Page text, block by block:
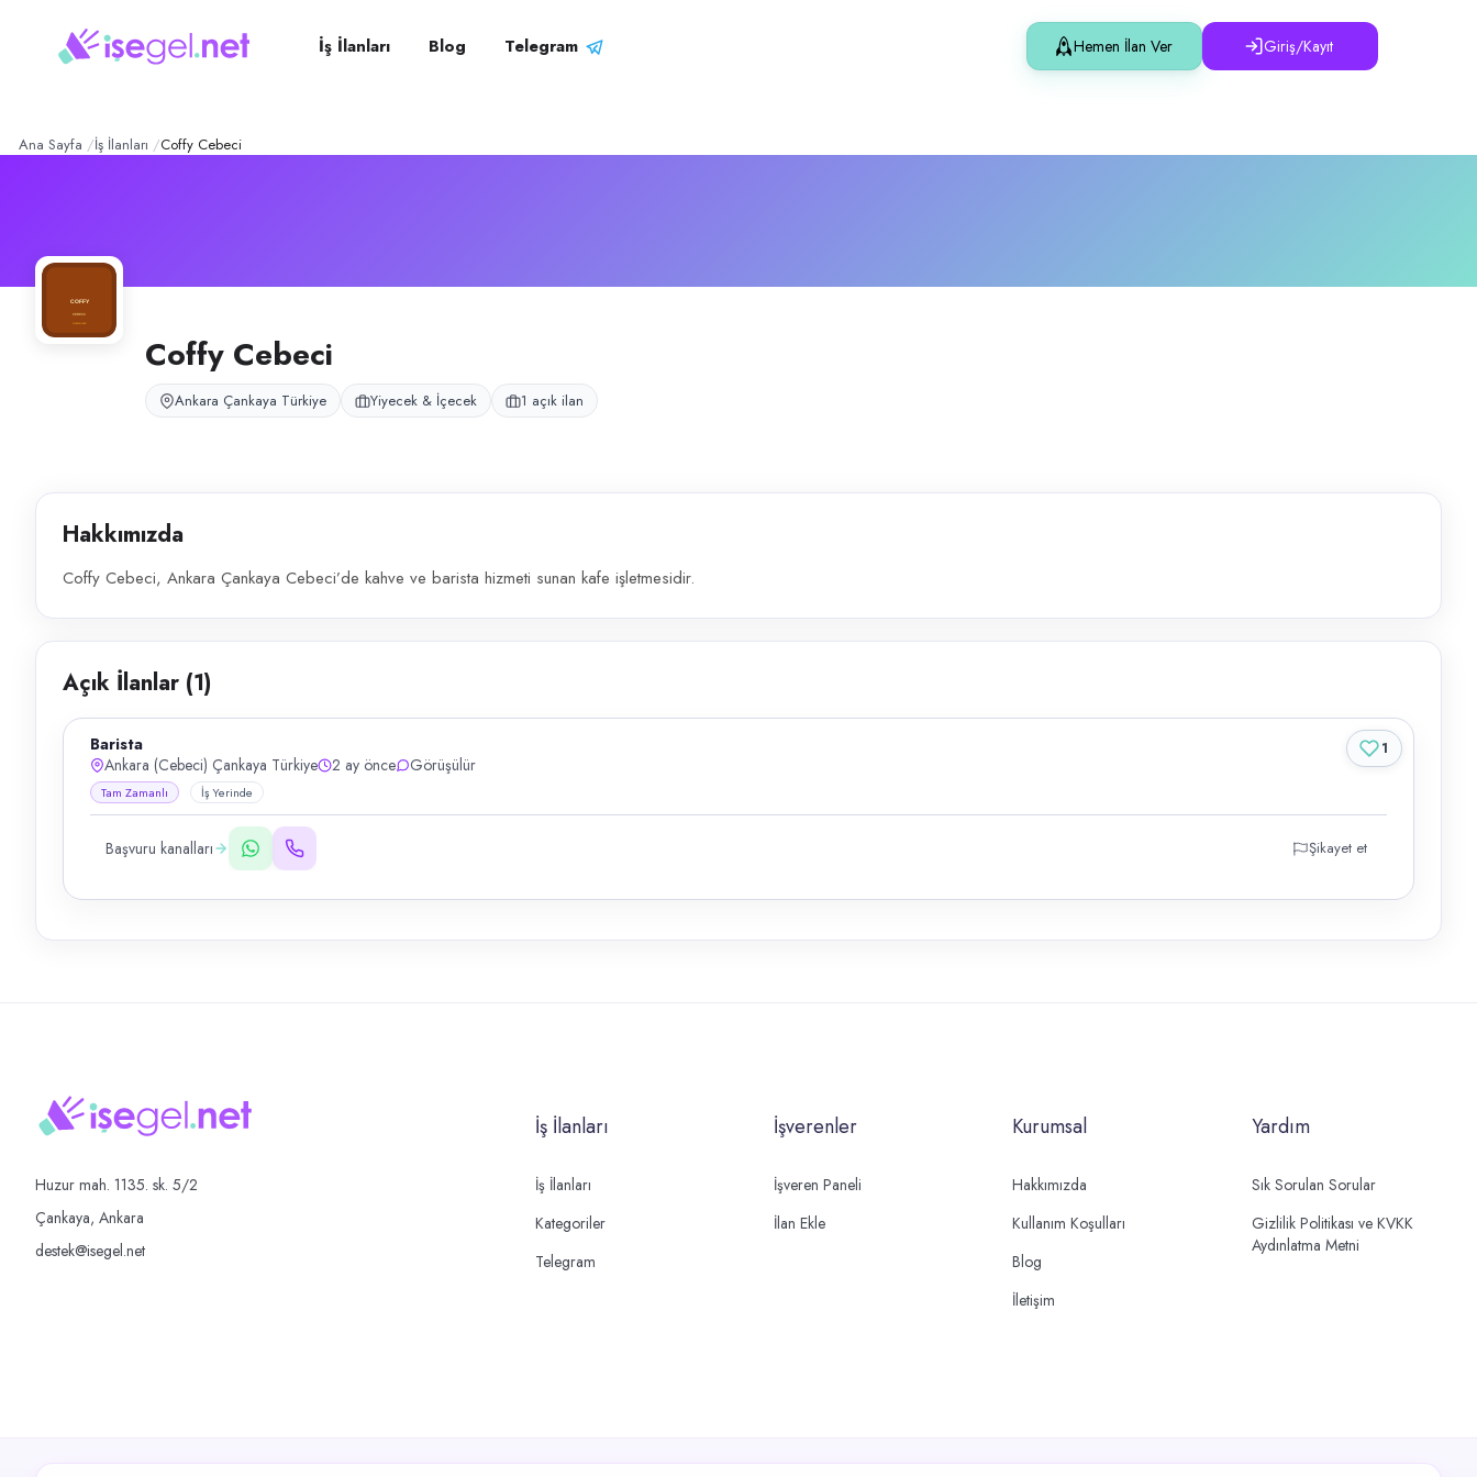
Cebeci– Şirket Profili
Coffy Cebeci, Ankara Çankaya Cebeci’de kahve ve barista hizmeti sunan kafe işletmesidir.
pozisyonlar İş İlanları Blog Telegram Hemen İlan Ver Giriş/Kayıt
Ana Sayfa İş İlanları Coffy Cebeci
Coffy Cebeci
Ankara Çankaya Türkiye Yiyecek & İçecek 1 açık ilan
Hakkımızda
Coffy Cebeci, Ankara Çankaya Cebeci’de kahve ve barista hizmeti sunan kafe işletmesidir.
Açık İlanlar (1)
Barista
Ankara (Cebeci) Çankaya Türkiye
2 ay önce Görüşülür
Tam Zamanlı İş Yerinde
Başvuru kanalları Şikayet et
1
Huzur mah. 1135. sk. 5/2
Çankaya, Ankara
destek@isegel.net
İş İlanları
İş İlanları
Kategoriler
Telegram
İşverenler
İşveren Paneli
İlan Ekle
Kurumsal
Hakkımızda
Kullanım Koşulları
Blog
İletişim
Yardım
Sık Sorulan Sorular
Gizlilik Politikası ve KVKK
Aydınlatma Metni